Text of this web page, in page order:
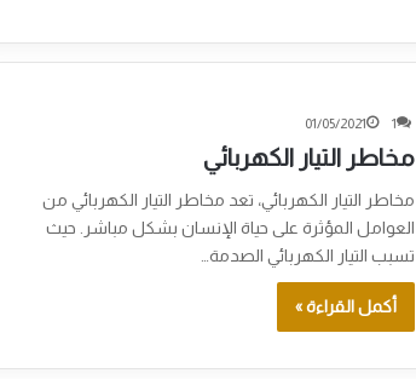
01/05/2021 1
مخاطر التيار الكهربائي
مخاطر التيار الكهربائي، تعد مخاطر التيار الكهربائي من
العوامل المؤثرة على حياة الإنسان بشكل مباشر. حيث
تسبب التيار الكهربائي الصدمة…
أكمل القراءة »